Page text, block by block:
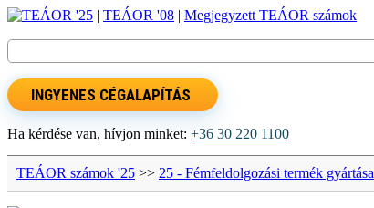
TEÁOR '25 | TEÁOR '08 | Megjegyzett TEÁOR számok
INGYENES CÉGALAPÍTÁS
Ha kérdése van, hívjon minket: +36 30 220 1100
TEÁOR számok '25 >> 25 - Fémfeldolgozási termék gyártása